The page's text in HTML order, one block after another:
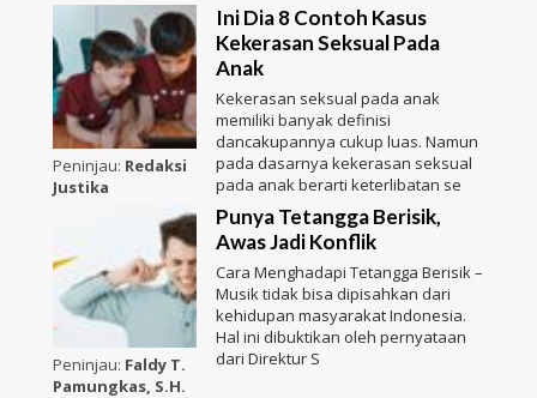
Peninjau: Redaksi
Justika
Ini Dia 8 Contoh Kasus
Kekerasan Seksual Pada
Anak
Kekerasan seksual pada anak
memiliki banyak definisi
dancakupannya cukup luas. Namun
pada dasarnya kekerasan seksual
pada anak berarti keterlibatan se
Peninjau: Faldy T.
Pamungkas, S.H.
Punya Tetangga Berisik,
Awas Jadi Konflik
Cara Menghadapi Tetangga Berisik –
Musik tidak bisa dipisahkan dari
kehidupan masyarakat Indonesia.
Hal ini dibuktikan oleh pernyataan
dari Direktur S